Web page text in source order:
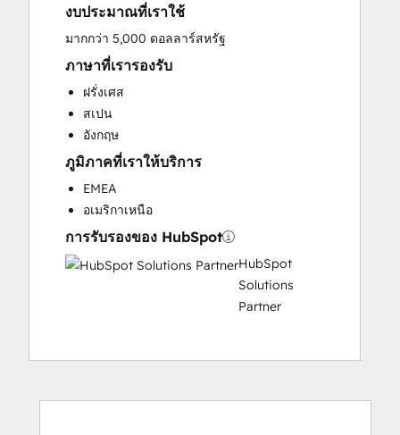
Website Development
Website Migration
งบประมาณที่เราใช้
มากกว่า 5,000 ดอลลาร์สหรัฐ
ภาษาที่เรารองรับ
ฝรั่งเศส
สเปน
อังกฤษ
ภูมิภาคที่เราให้บริการ
EMEA
อเมริกาเหนือ
การรับรองของ HubSpot
HubSpot
Solutions
Partner